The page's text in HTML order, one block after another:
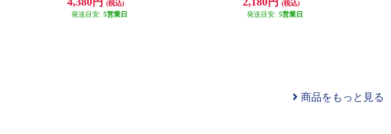
ワイト AJ-IP25M2-CR-MWT
(税込)
発送目安: 5営業日
-PFPM-SKBCC
(税込)
発送目安: 5営業日
商品をもっと見る